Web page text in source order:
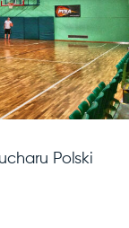
Polski